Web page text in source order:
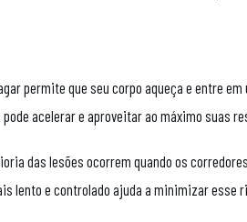
permite que seu corpo aqueça e entre
acelerar e aproveitar ao máximo suas
das lesões ocorrem quando os
lento e controlado ajuda a minimizar esse